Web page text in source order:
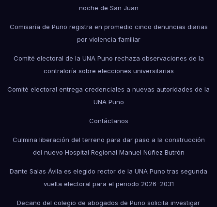
noche de San Juan
Comisaría de Puno registra en promedio cinco denuncias diarias
por violencia familiar
Comité electoral de la UNA Puno rechaza observaciones de la
contraloría sobre elecciones universitarias
Comité electoral entrega credenciales a nuevas autoridades de la
UNA Puno
Contáctanos
Culmina liberación del terreno para dar paso a la construcción
del nuevo Hospital Regional Manuel Núñez Butrón
Dante Salas Ávila es elegido rector de la UNA Puno tras segunda
vuelta electoral para el periodo 2026–2031
Decano del colegio de abogados de Puno solicita investigar